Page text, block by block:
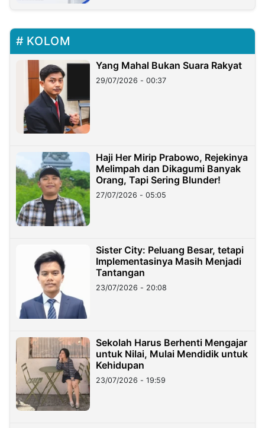
KOLOM
Yang Mahal Bukan Suara Rakyat
29/07/2026 - 00:37
Haji Her Mirip Prabowo, Rejekinya
Melimpah dan Dikagumi Banyak
Orang, Tapi Sering Blunder!
27/07/2026 - 05:05
Sister City: Peluang Besar, tetapi
Implementasinya Masih Menjadi
Tantangan
23/07/2026 - 20:08
Sekolah Harus Berhenti Mengajar
untuk Nilai, Mulai Mendidik untuk
Kehidupan
23/07/2026 - 19:59